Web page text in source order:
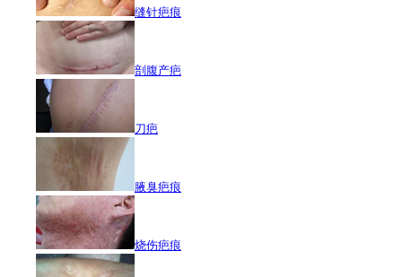
缝针疤痕
剖腹产疤
刀疤
腋臭疤痕
烧伤疤痕